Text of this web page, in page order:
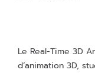
Le Real-Time 3D
d’animation 3D,